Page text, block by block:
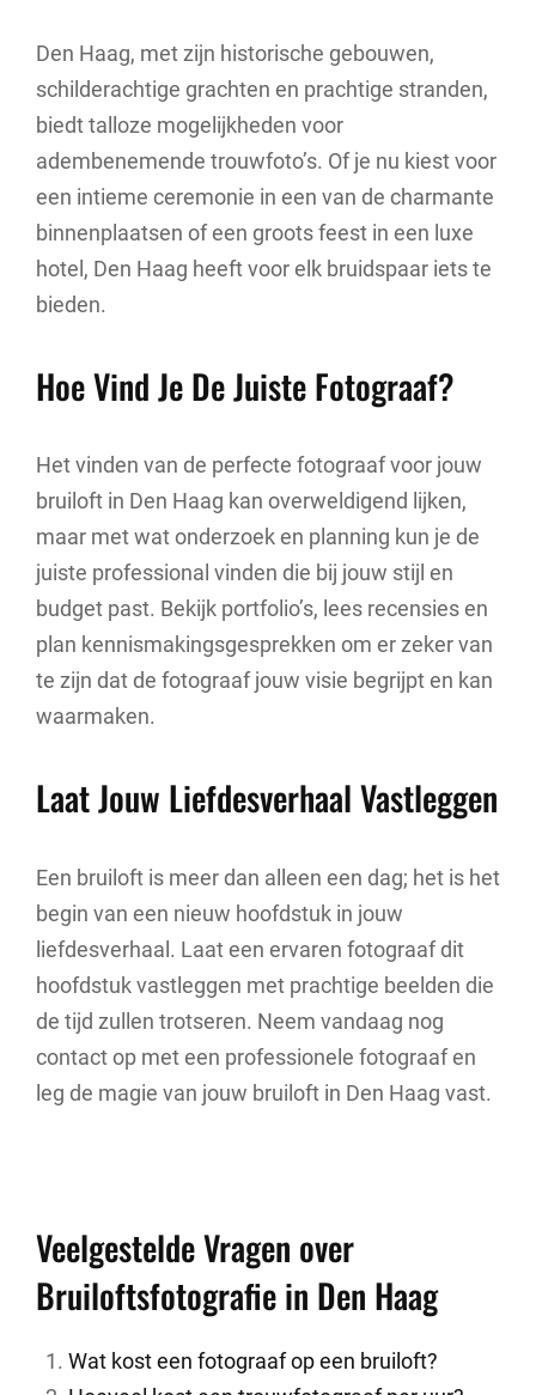
Den Haag, met zijn historische gebouwen,
schilderachtige grachten en prachtige stranden,
biedt talloze mogelijkheden voor
adembenemende trouwfoto’s. Of je nu kiest voor
een intieme ceremonie in een van de charmante
binnenplaatsen of een groots feest in een luxe
hotel, Den Haag heeft voor elk bruidspaar iets te
bieden.
Hoe Vind Je De Juiste Fotograaf?
Het vinden van de perfecte fotograaf voor jouw
bruiloft in Den Haag kan overweldigend lijken,
maar met wat onderzoek en planning kun je de
juiste professional vinden die bij jouw stijl en
budget past. Bekijk portfolio’s, lees recensies en
plan kennismakingsgesprekken om er zeker van
te zijn dat de fotograaf jouw visie begrijpt en kan
waarmaken.
Laat Jouw Liefdesverhaal Vastleggen
Een bruiloft is meer dan alleen een dag; het is het
begin van een nieuw hoofdstuk in jouw
liefdesverhaal. Laat een ervaren fotograaf dit
hoofdstuk vastleggen met prachtige beelden die
de tijd zullen trotseren. Neem vandaag nog
contact op met een professionele fotograaf en
leg de magie van jouw bruiloft in Den Haag vast.
Veelgestelde Vragen over
Bruiloftsfotografie in Den Haag
Wat kost een fotograaf op een bruiloft?